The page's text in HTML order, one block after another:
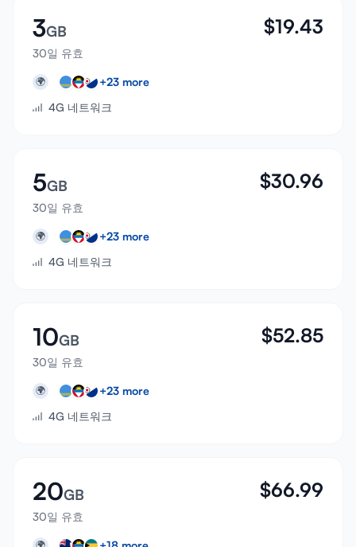
3GB
30일 유효
$19.43
🌍 +23 more
4G 네트워크
5GB
30일 유효
$30.96
🌍 +23 more
4G 네트워크
10GB
30일 유효
$52.85
🌍 +23 more
4G 네트워크
20GB
30일 유효
$66.99